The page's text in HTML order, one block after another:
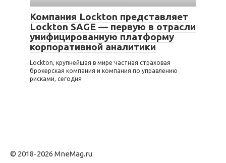
Компания Lockton представляет
Lockton SAGE — первую в отрасли
унифицированную платформу
корпоративной аналитики
Lockton, крупнейшая в мире частная страховая
брокерская компания и компания по управлению
рисками, сегодня
© 2018-2026 MneMag.ru